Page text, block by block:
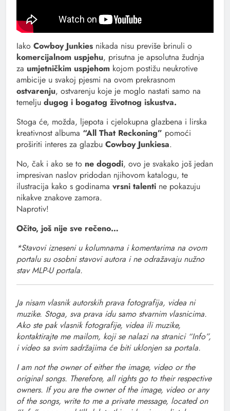
Iako Cowboy Junkies nikada nisu previše brinuli o
komercijalnom uspjehu, prisutna je apsolutna žudnja
za umjetničkim uspjehom kojom postižu neukrotive
ambicije u svakoj pjesmi na ovom prekrasnom
ostvarenju, ostvarenju koje je moglo nastati samo na
temelju dugog i bogatog životnog iskustva.
Stoga će, možda, ljepota i cjelokupna glazbena i lirska
kreativnost albuma “All That Reckoning” pomoći
proširiti interes za glazbu Cowboy Junkiesa.
No, čak i ako se to ne dogodi, ovo je svakako još jedan
impresivan naslov pridodan njihovom katalogu, te
ilustracija kako s godinama vrsni talenti ne pokazuju
nikakve znakove zamora.
Naprotiv!
Očito, još nije sve rečeno…
*Stavovi izneseni u kolumnama i komentarima na ovom
portalu su osobni stavovi autora i ne odražavaju nužno
stav MLP-U portala.
Ja nisam vlasnik autorskih prava fotografija, videa ni
muzike. Stoga, sva prava idu samo stvarnim vlasnicima.
Ako ste pak vlasnik fotografije, videa ili muzike,
kontaktirajte me mailom, koji se nalazi na stranici “Info”,
i video sa svim sadržajima će biti uklonjen sa portala.
I am not the owner of either the image, video or the
original songs. Therefore, all rights go to their respective
owners. If you are the owner of the image, video or any
of the songs, write to me a private message, located on